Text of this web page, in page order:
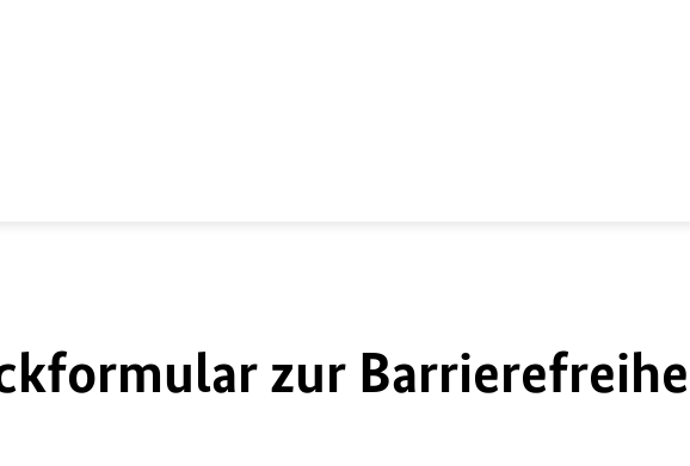
zur